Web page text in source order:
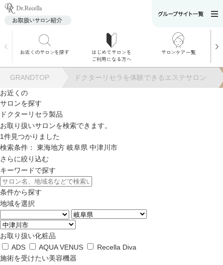
お近くのサロンを探す
はじめてサロンを
ご利用になる方へ
サロンケア一覧
ュー
施術別で探す
お悩み別で探す
GRANDTOP
ドクターリセラを体験できるエステサロン
お近くの
サロンを探す
ドクターリセラ製品
お取り扱いサロンを検索できます。
1件見つかりました
検索条件：
東海地方 岐阜県 中津川市
さらに絞り込む
キーワードで探す
条件から探す
地域を選択
お取り扱い化粧品
ADS
AQUA VENUS
Recella Diva
施術を受けたい美容機器